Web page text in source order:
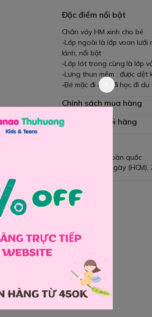
Đặc điểm nổi bật
Chân váy HM xinh cho bé
-Lớp ngoài là lớp voan lưới
lánh, nổi bật
-Lớp lót trong cùng là lớp
-Lưng thun mềm , được dệt
-Bé mặc đi chơi đi học đi
Chính sách mua hàng
Chính sách đổi hàng
Giao hàng toàn quốc
Đổi hàng 3 ngày
Chia sẻ